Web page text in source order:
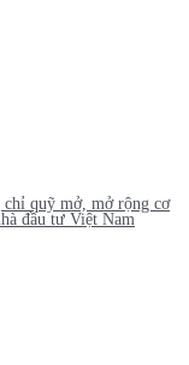
chỉ quỹ mở, mở rộng cơ
đầu tư Việt Nam